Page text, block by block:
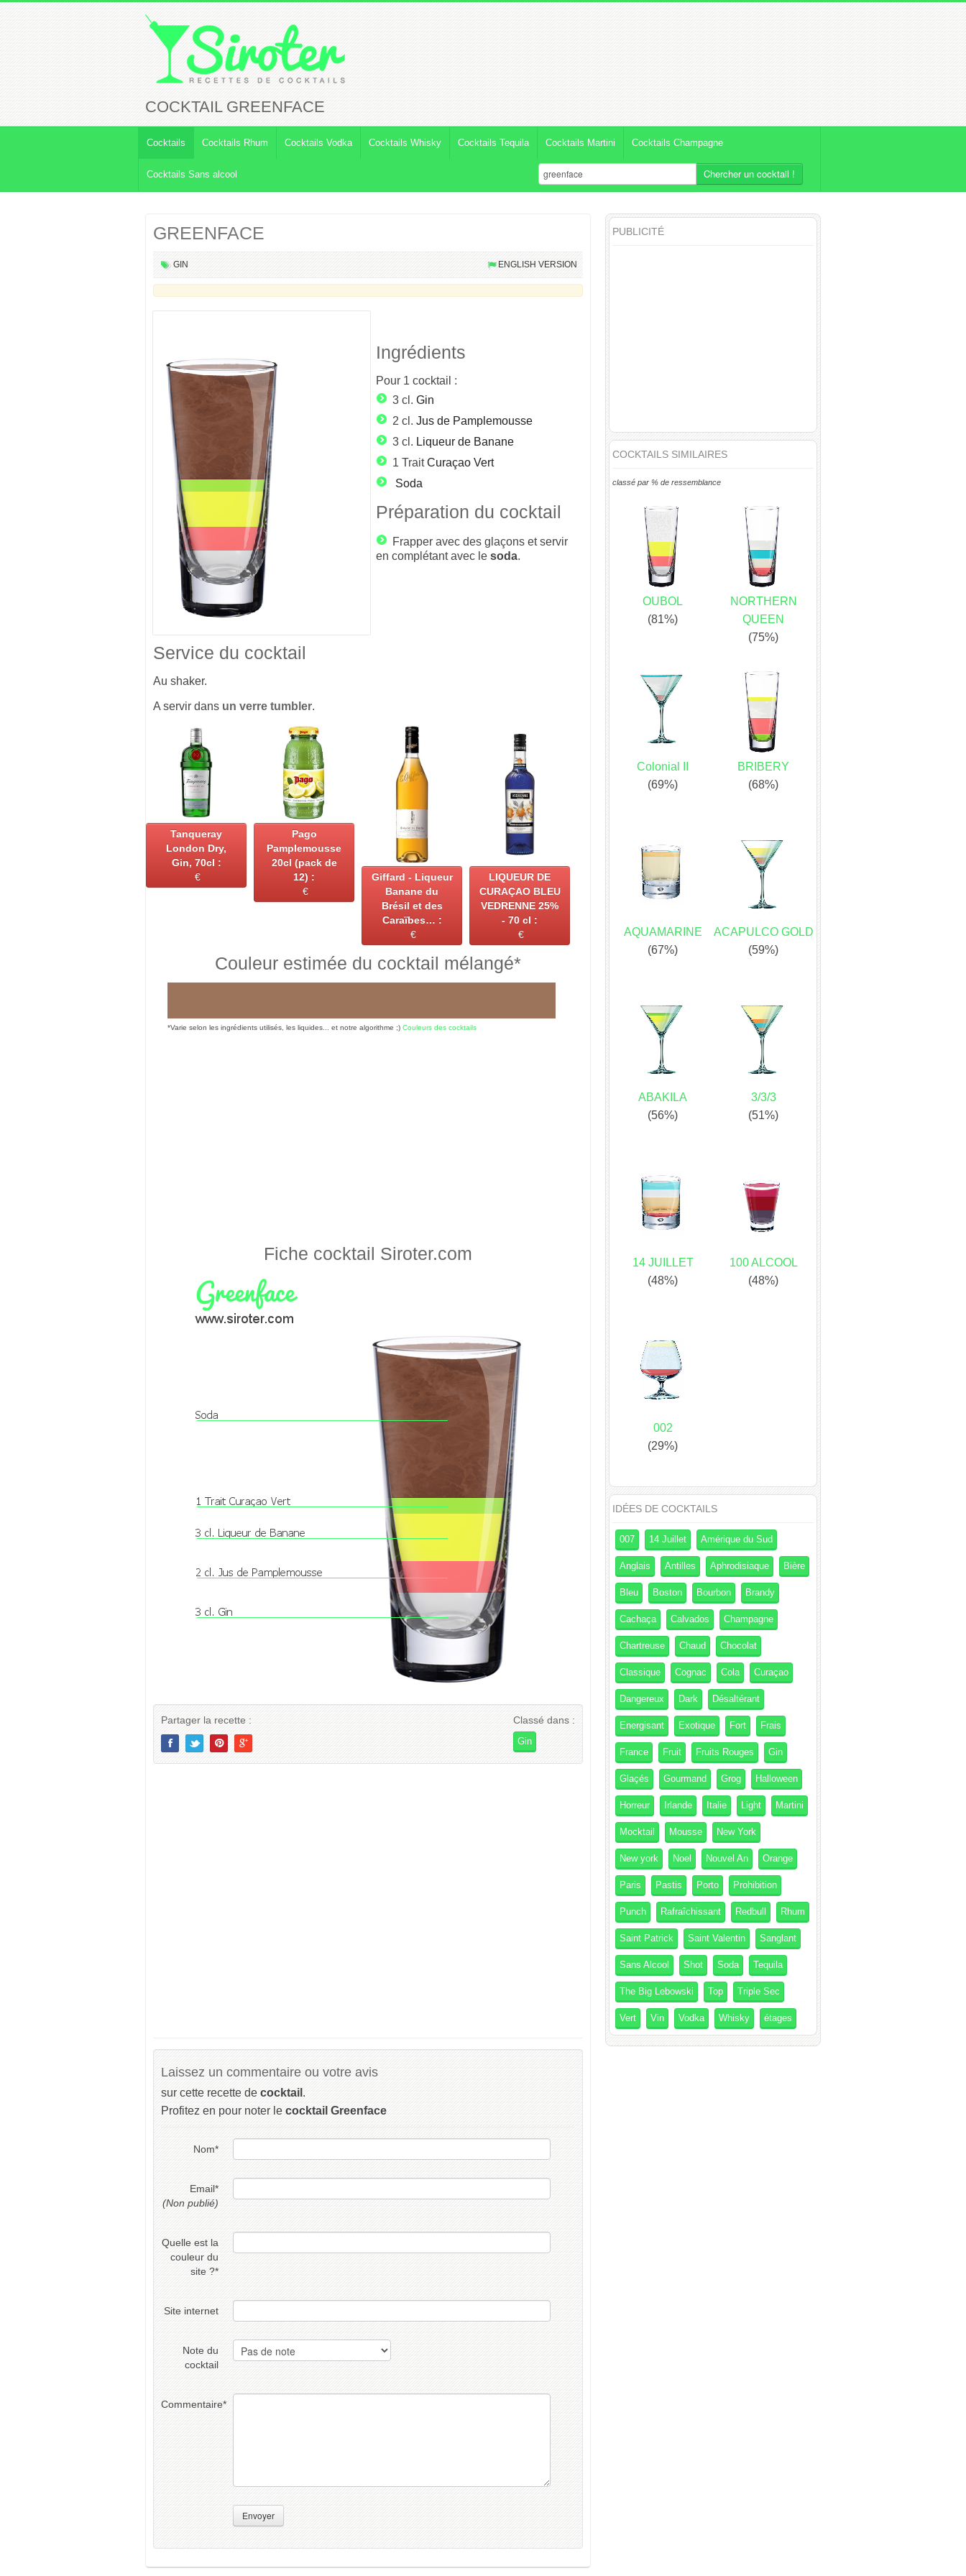
COCKTAIL GREENFACE
Cocktails Cocktails Rhum Cocktails Vodka Cocktails Whisky Cocktails Tequila Cocktails Martini Cocktails Champagne
Cocktails Sans alcool Chercher un cocktail !
GREENFACE
GIN ENGLISH VERSION
Ingrédients
Pour 1 cocktail :
3 cl. Gin
2 cl. Jus de Pamplemousse
3 cl. Liqueur de Banane
1 Trait Curaçao Vert
Soda
Préparation du cocktail
Frapper avec des glaçons et servir
en complétant avec le soda.
Service du cocktail
Au shaker.
A servir dans un verre tumbler.
Tanqueray
London Dry,
Gin, 70cl :
€
Pago
Pamplemousse
20cl (pack de
12) :
€
Giffard - Liqueur
Banane du
Brésil et des
Caraïbes… :
€
LIQUEUR DE
CURAÇAO BLEU
VEDRENNE 25%
- 70 cl :
€
Couleur estimée du cocktail mélangé*
*Varie selon les ingrédients utilisés, les liquides... et notre algorithme ;) Couleurs des cocktails
Fiche cocktail Siroter.com
Partager la recette : Classé dans :
Gin
Laissez un commentaire ou votre avis
sur cette recette de cocktail .
Profitez en pour noter le cocktail Greenface
Nom*
Email*
(Non publié)
Quelle est la
couleur du
site ?*
Site internet
Note du
cocktail
Commentaire*
Envoyer
PUBLICITÉ
COCKTAILS SIMILAIRES
classé par % de ressemblance
OUBOL
(81%)
NORTHERN
QUEEN
(75%)
Colonial II
(69%)
BRIBERY
(68%)
AQUAMARINE
(67%)
ACAPULCO GOLD
(59%)
ABAKILA
(56%)
3/3/3
(51%)
14 JUILLET
(48%)
100 ALCOOL
(48%)
002
(29%)
IDÉES DE COCKTAILS
007 14 Juillet Amérique du Sud
Anglais Antilles Aphrodisiaque Bière
Bleu Boston Bourbon Brandy
Cachaça Calvados Champagne
Chartreuse Chaud Chocolat
Classique Cognac Cola Curaçao
Dangereux Dark Désaltérant
Energisant Exotique Fort Frais
France Fruit Fruits Rouges Gin
Glaçés Gourmand Grog Halloween
Horreur Irlande Italie Light Martini
Mocktail Mousse New York
New york Noel Nouvel An Orange
Paris Pastis Porto Prohibition
Punch Rafraîchissant Redbull Rhum
Saint Patrick Saint Valentin Sanglant
Sans Alcool Shot Soda Tequila
The Big Lebowski Top Triple Sec
Vert Vin Vodka Whisky étages